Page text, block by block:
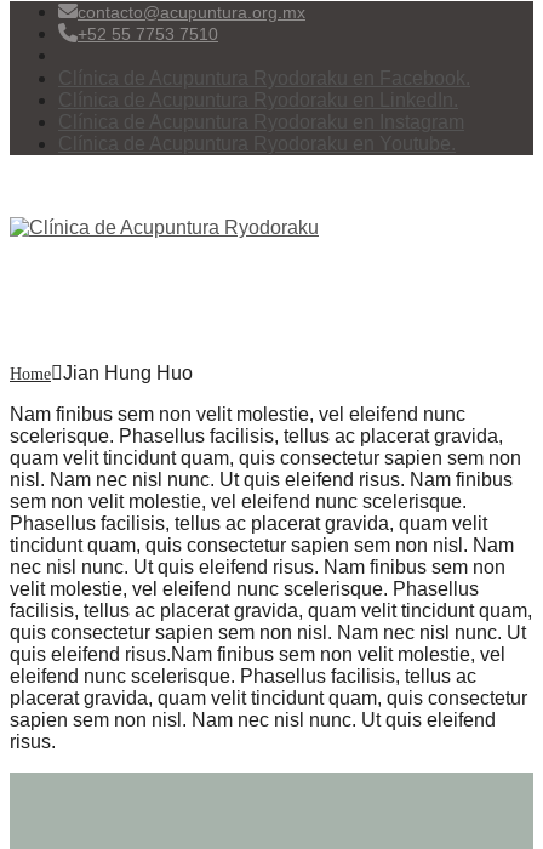
contacto@acupuntura.org.mx
+52 55 7753 7510
Clínica de Acupuntura Ryodoraku en Facebook.
Clínica de Acupuntura Ryodoraku en LinkedIn.
Clínica de Acupuntura Ryodoraku en Instagram
Clínica de Acupuntura Ryodoraku en Youtube.
Home
Jian Hung Huo
Nam finibus sem non velit molestie, vel eleifend nunc
scelerisque. Phasellus facilisis, tellus ac placerat gravida,
quam velit tincidunt quam, quis consectetur sapien sem non
nisl. Nam nec nisl nunc. Ut quis eleifend risus. Nam finibus
sem non velit molestie, vel eleifend nunc scelerisque.
Phasellus facilisis, tellus ac placerat gravida, quam velit
tincidunt quam, quis consectetur sapien sem non nisl. Nam
nec nisl nunc. Ut quis eleifend risus. Nam finibus sem non
velit molestie, vel eleifend nunc scelerisque. Phasellus
facilisis, tellus ac placerat gravida, quam velit tincidunt quam,
quis consectetur sapien sem non nisl. Nam nec nisl nunc. Ut
quis eleifend risus.Nam finibus sem non velit molestie, vel
eleifend nunc scelerisque. Phasellus facilisis, tellus ac
placerat gravida, quam velit tincidunt quam, quis consectetur
sapien sem non nisl. Nam nec nisl nunc. Ut quis eleifend
risus.